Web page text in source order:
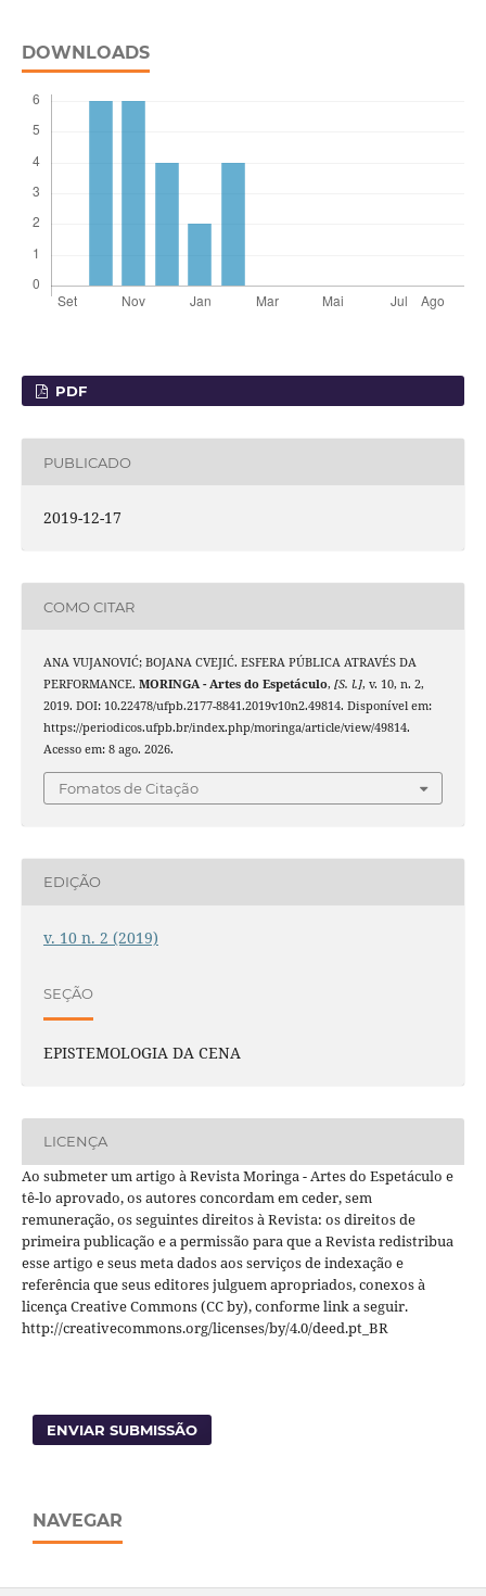
DOWNLOADS
PDF
PUBLICADO
2019-12-17
COMO CITAR
ANA VUJANOVIĆ; BOJANA CVEJIĆ. ESFERA PÚBLICA ATRAVÉS DA
PERFORMANCE. MORINGA - Artes do Espetáculo, [S. l.], v. 10, n. 2,
2019. DOI: 10.22478/ufpb.2177-8841.2019v10n2.49814. Disponível em:
https://periodicos.ufpb.br/index.php/moringa/article/view/49814.
Acesso em: 8 ago. 2026.
Fomatos de Citação
EDIÇÃO
v. 10 n. 2 (2019)
SEÇÃO
EPISTEMOLOGIA DA CENA
LICENÇA
Ao submeter um artigo à Revista Moringa - Artes do Espetáculo e
tê-lo aprovado, os autores concordam em ceder, sem
remuneração, os seguintes direitos à Revista: os direitos de
primeira publicação e a permissão para que a Revista redistribua
esse artigo e seus meta dados aos serviços de indexação e
referência que seus editores julguem apropriados, conexos à
licença Creative Commons (CC by), conforme link a seguir.
http://creativecommons.org/licenses/by/4.0/deed.pt_BR
ENVIAR SUBMISSÃO
NAVEGAR